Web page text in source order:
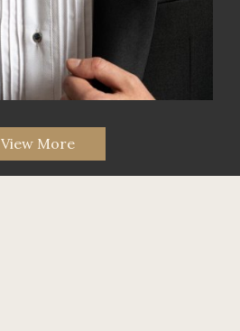
View More